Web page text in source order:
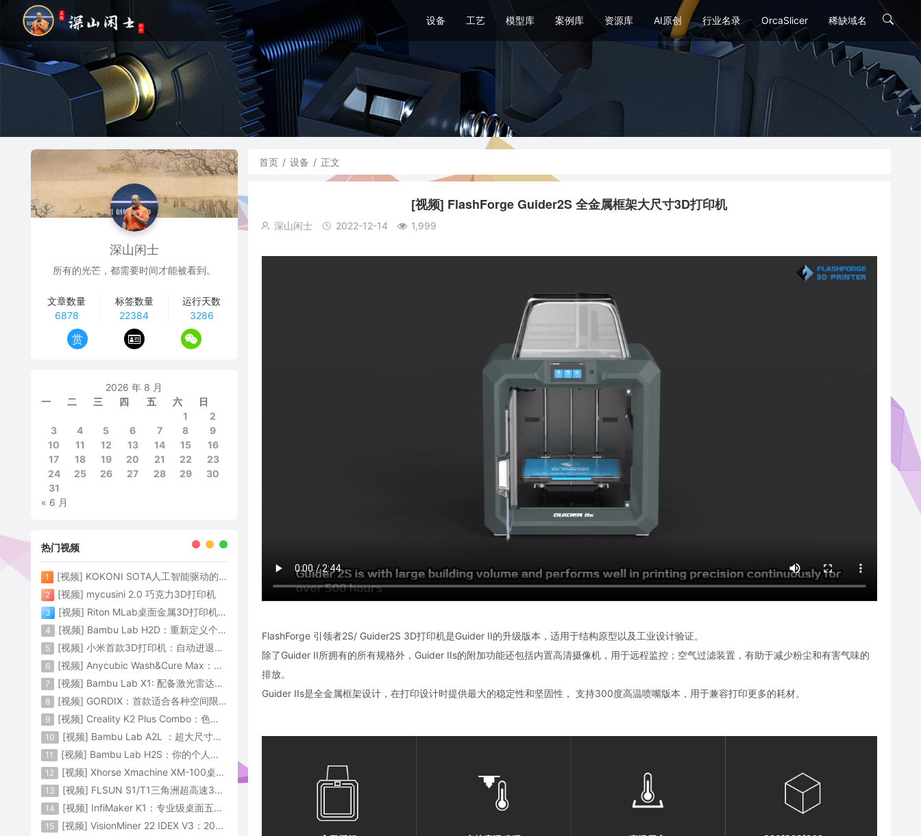
设备 工艺 模型库 案例库 资源库 AI原创 行业名录 OrcaSlicer 稀缺域名
首页 / 设备 / 正文
[视频] FlashForge Guider2S 全金属框架大尺寸3D打印机
深山闲士 2022-12-14 1,999
FlashForge 引领者2S/ Guider2S 3D打印机是Guider II的升级版本，适用于结构原型以及工业设计验证。
除了Guider II所拥有的所有规格外，Guider IIs的附加功能还包括内置高清摄像机，用于远程监控；空气过滤装置，有助于减少粉尘和有害气味的
排放。
Guider IIs是全金属框架设计，在打印设计时提供最大的稳定性和坚固性， 支持300度高温喷嘴版本，用于兼容打印更多的耗材。
深山闲士
所有的光芒，都需要时间才能被看到。
文章数量
6878
标签数量
22384
运行天数
3286
赏
2026 年 8 月
一
二 三 四 五 六
日
1
2
3
4 5 6 7 8
9
10
11 12 13 14 15
16
17
18 19 20 21 22
23
24
25 26 27 28 29
30
31
« 6 月
热门视频
1 [视频] KOKONI SOTA人工智能驱动的3D打印革命 倒立打印600mm/s
2 [视频] mycusini 2.0 巧克力3D打印机
3 [视频] Riton MLab桌面金属3D打印机：体积小性能强大
4 [视频] Bambu Lab H2D：重新定义个人智造
5 [视频] 小米首款3D打印机：自动进退料、AI云切片、人脸拍照建模 3D玩家兴趣首选
6 [视频] Anycubic Wash&Cure Max：清洗+后固化二合一设备
7 [视频] Bambu Lab X1: 配备激光雷达和人工智能的CoreXY彩色3D打印机
8 [视频] GORDIX：首款适合各种空间限制的3合1便携式数控机床
9 [视频] Creality K2 Plus Combo：色彩与尺寸的史诗级飞跃
10 [视频] Bambu Lab A2L ：超大尺寸家用打印机 告别拆件 轻松一体成型
11 [视频] Bambu Lab H2S：你的个人智造中心
12 [视频] Xhorse Xmachine XM-100桌面级五轴CNC机床：卓越的精度和效率
13 [视频] FLSUN S1/T1三角洲超高速3D打印机 打印速度1200mm/s
14 [视频] InfiMaker K1：专业级桌面五轴数控机床
15 [视频] VisionMiner 22 IDEX V3：2024年最佳工程材料3D打印机